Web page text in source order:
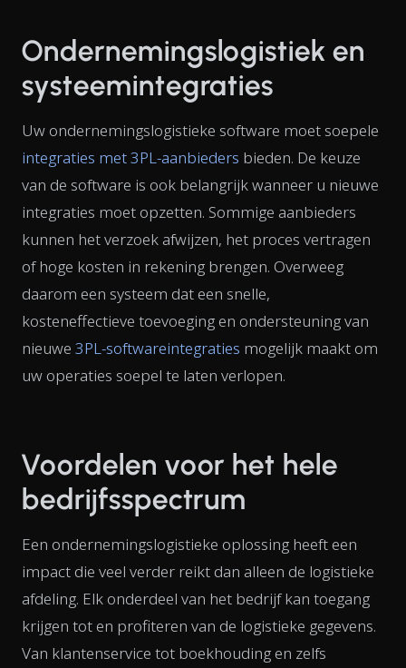
Ondernemingslogistiek en
systeemintegraties
Uw ondernemingslogistieke software moet soepele
integraties met 3PL-aanbieders bieden. De keuze
van de software is ook belangrijk wanneer u nieuwe
integraties moet opzetten. Sommige aanbieders
kunnen het verzoek afwijzen, het proces vertragen
of hoge kosten in rekening brengen. Overweeg
daarom een systeem dat een snelle,
kosteneffectieve toevoeging en ondersteuning van
nieuwe 3PL-softwareintegraties mogelijk maakt om
uw operaties soepel te laten verlopen.
Voordelen voor het hele
bedrijfsspectrum
Een ondernemingslogistieke oplossing heeft een
impact die veel verder reikt dan alleen de logistieke
afdeling. Elk onderdeel van het bedrijf kan toegang
krijgen tot en profiteren van de logistieke gegevens.
Van klantenservice tot boekhouding en zelfs